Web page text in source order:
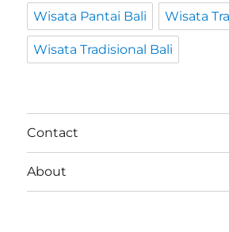
Wisata Pantai Bali Wisata
Wisata Tradisional Bali
Contact
About